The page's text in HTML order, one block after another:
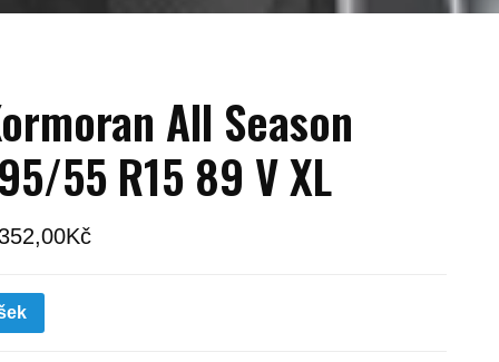
All Season
55 R15 89 V XL
Kč